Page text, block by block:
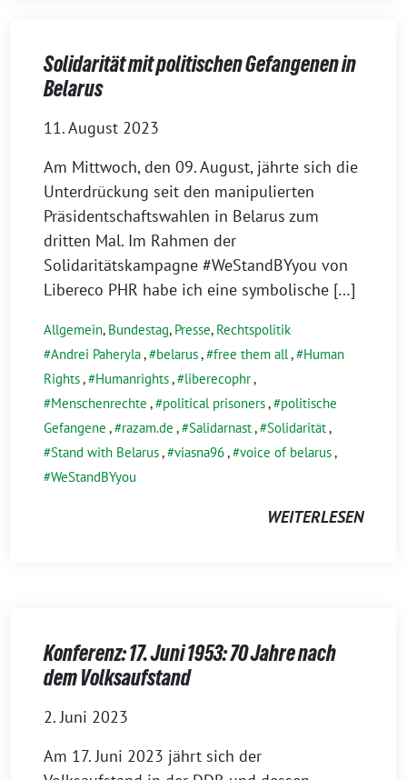
Solidarität mit politischen Gefangenen in
Belarus
11. August 2023
Am Mittwoch, den 09. August, jährte sich die
Unterdrückung seit den manipulierten
Präsidentschaftswahlen in Belarus zum
dritten Mal. Im Rahmen der
Solidaritätskampagne #WeStandBYyou von
Libereco PHR habe ich eine symbolische […]
Allgemein, Bundestag, Presse, Rechtspolitik
Andrei Paheryla, belarus, free them all,
Human
Rights, Humanrights, liberecophr,
Menschenrechte , political prisoners,
politische
Gefangene , razam.de , Salidarnast, Solidarität,
Stand with Belarus, viasna96, voice of belarus,
WeStandBYyou
WEITERLESEN
Konferenz: 17. Juni 1953: 70 Jahre nach
dem Volksaufstand
2. Juni 2023
Am 17. Juni 2023 jährt sich der